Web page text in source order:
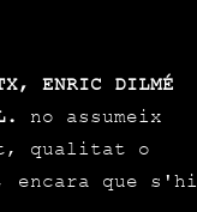
ENRIC DILMÉ
no assumeix
qualitat o
que s'hi